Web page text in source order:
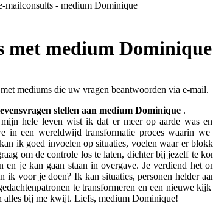
met medium
mediums die uw vragen beantwoorden via e-mail.
stellen aan medium Dominique .
hele leven wist ik dat er meer op aarde was en
in een wereldwijd transformatie proces waarin
ik goed invoelen op situaties, voelen waar er
om de controle los te laten, dichter bij jezelf te
en je kan gaan staan in overgave. Je verdiend het
ik voor je doen? Ik kan situaties, personen helder
te transformeren en een nieuwe
alles bij me kwijt. Liefs, medium Dominique!